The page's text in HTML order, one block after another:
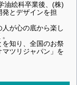
油絵科卒業後、(株)
とデザインを担
が⼼の底から楽し
知り、全国のお祭
ツリジャパン」を